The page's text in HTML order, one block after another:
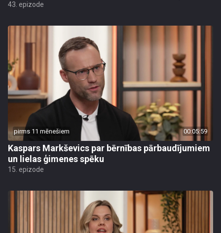
43. epizode
pirms 11 mēnešiem 00:05:59
Kaspars Markševics par bērnības pārbaudījumiem
un lielas ģimenes spēku
15. epizode